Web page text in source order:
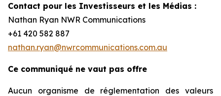
Contact pour les Investisseurs et les Médias :
Nathan Ryan NWR Communications
+61 420 582 887
nathan.ryan@nwrcommunications.com.au
Ce communiqué ne vaut pas offre
Aucun organisme de réglementation des valeurs